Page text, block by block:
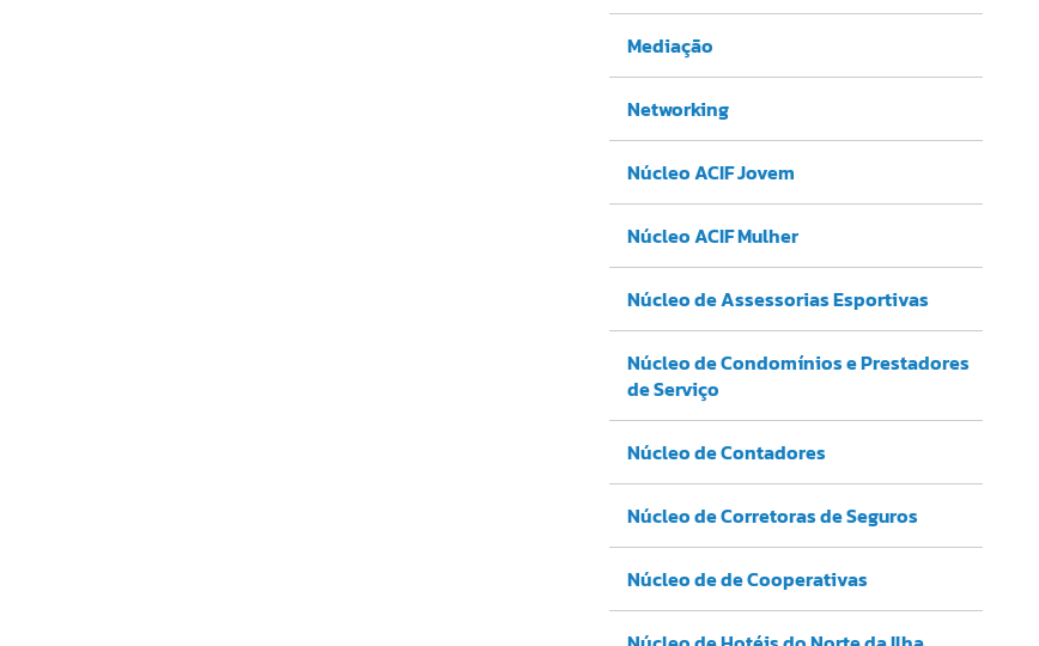
Mediação
Networking
Núcleo ACIF Jovem
Núcleo ACIF Mulher
Núcleo de Assessorias Esportivas
Núcleo de Condomínios e Prestadores
de Serviço
Núcleo de Contadores
Núcleo de Corretoras de Seguros
Núcleo de de Cooperativas